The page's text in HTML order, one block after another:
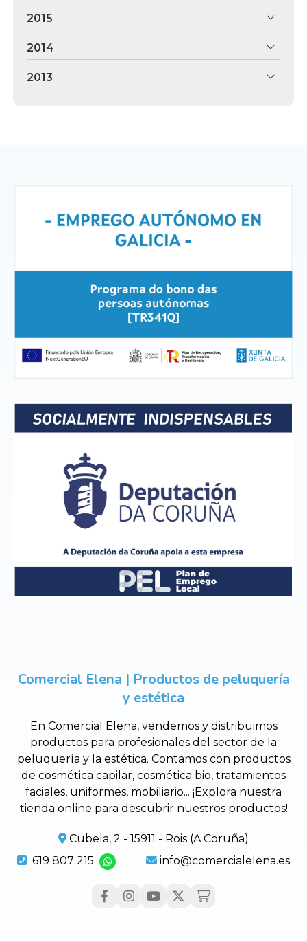
2015
2014
2013
Comercial Elena | Productos de peluquería
y estética
En Comercial Elena, vendemos y distribuimos
productos para profesionales del sector de la
peluquería y la estética. Contamos con productos
de cosmética capilar, cosmética bio, tratamientos
faciales, uniformes, mobiliario... ¡Explora nuestra
tienda online para descubrir nuestros productos!
Cubela, 2 - 15911 - Rois (A Coruña)
619 807 215
info@comercialelena.es